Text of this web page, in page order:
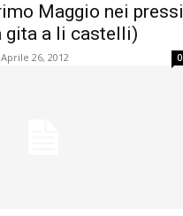
Maggio nei pressi
gita a li castelli)
Aprile 26, 2012 0